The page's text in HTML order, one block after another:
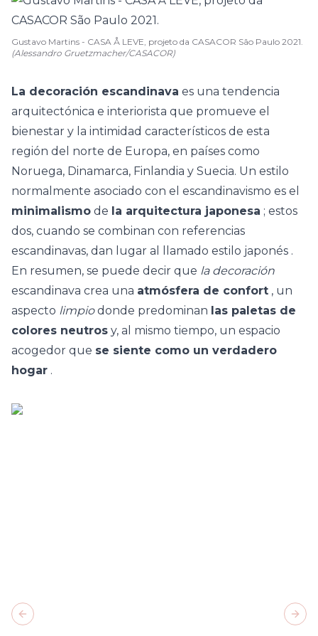
Gustavo Martins - CASA Å LEVE, projeto da CASACOR São Paulo 2021.
(Alessandro Gruetzmacher/CASACOR)
La decoración escandinava es una tendencia
arquitectónica e interiorista que promueve el
bienestar y la intimidad característicos de esta
región del norte de Europa, en países como
Noruega, Dinamarca, Finlandia y Suecia. Un estilo
normalmente asociado con el escandinavismo es el
minimalismo de la arquitectura japonesa ; estos
dos, cuando se combinan con referencias
escandinavas, dan lugar al llamado estilo japonés .
En resumen, se puede decir que la decoración
escandinava crea una atmósfera de confort , un
aspecto limpiodonde predominan las paletas de
colores neutros y, al mismo tiempo, un espacio
acogedor que se siente como un verdadero
hogar .
Previous slide